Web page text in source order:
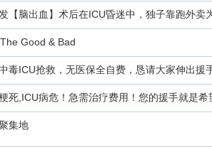
【脑出血】术后在ICU昏迷中，独子靠跑外卖
Good & Bad
毒ICU抢救，无医保全自费，恳请大家伸出援
死,ICU病危！急需治疗费用！您的援手就是希
集地